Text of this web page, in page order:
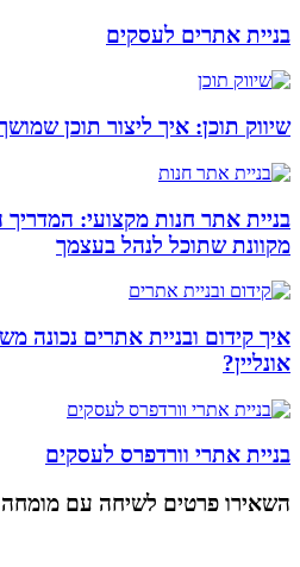
בניית אתרים לעסקים
שיווק תוכן: איך ליצור תוכן
בניית אתר חנות מקצועי:
מקוונת שתוכל לנהל בעצמך
איך קידום ובניית אתרים
אונליין?
בניית אתרי וורדפרס לעסקים
השאירו פרטים לשיחה עם מומחה